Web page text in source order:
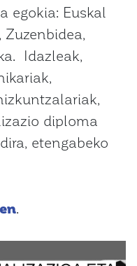
egokia: Euskal
Idazleak,
diploma
etengabeko
.